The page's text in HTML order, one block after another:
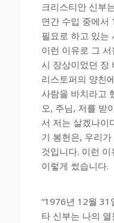
크리스티안 신부
연간 수입 중에서
필요로 하고 있는
이런 이유로 그
시 장상이었던 장
리스토퍼의 양친
사람을 바치라고
오, 주님, 저를 받
서 저는 살겠나이
기 봉헌은, 우리
것입니다. 이런
이렇게 썼습니다.
“1976년 12월 31
타 신부는 나의